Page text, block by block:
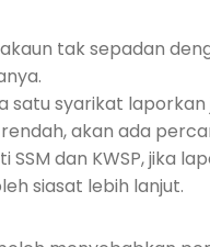
tak sepadan
satu syarikat laporkan
akan ada
SSM dan KWSP, jika
siasat lebih lanjut.